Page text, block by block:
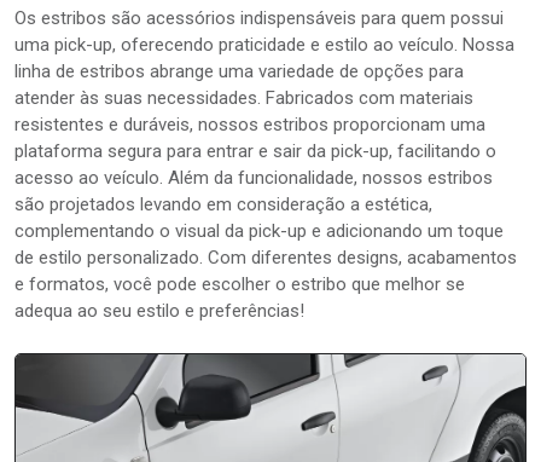
Os estribos são acessórios indispensáveis para quem possui
uma pick-up, oferecendo praticidade e estilo ao veículo. Nossa
linha de estribos abrange uma variedade de opções para
atender às suas necessidades. Fabricados com materiais
resistentes e duráveis, nossos estribos proporcionam uma
plataforma segura para entrar e sair da pick-up, facilitando o
acesso ao veículo. Além da funcionalidade, nossos estribos
são projetados levando em consideração a estética,
complementando o visual da pick-up e adicionando um toque
de estilo personalizado. Com diferentes designs, acabamentos
e formatos, você pode escolher o estribo que melhor se
adequa ao seu estilo e preferências!